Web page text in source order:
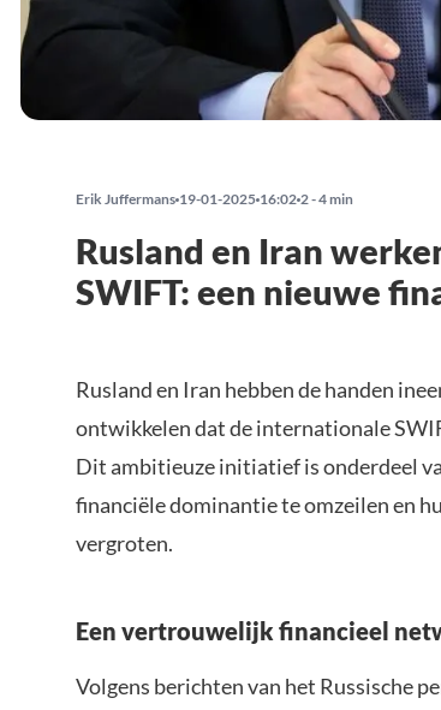
Erik Juffermans 19-01-2025 16:02 2 - 4 min
Rusland en Iran
SWIFT: een nieuwe
Rusland en Iran hebben de handen
ontwikkelen dat de internationale
Dit ambitieuze initiatief is onderdeel
financiële dominantie te omzeilen en
vergroten.
Een vertrouwelijk financieel
Volgens berichten van het Russische